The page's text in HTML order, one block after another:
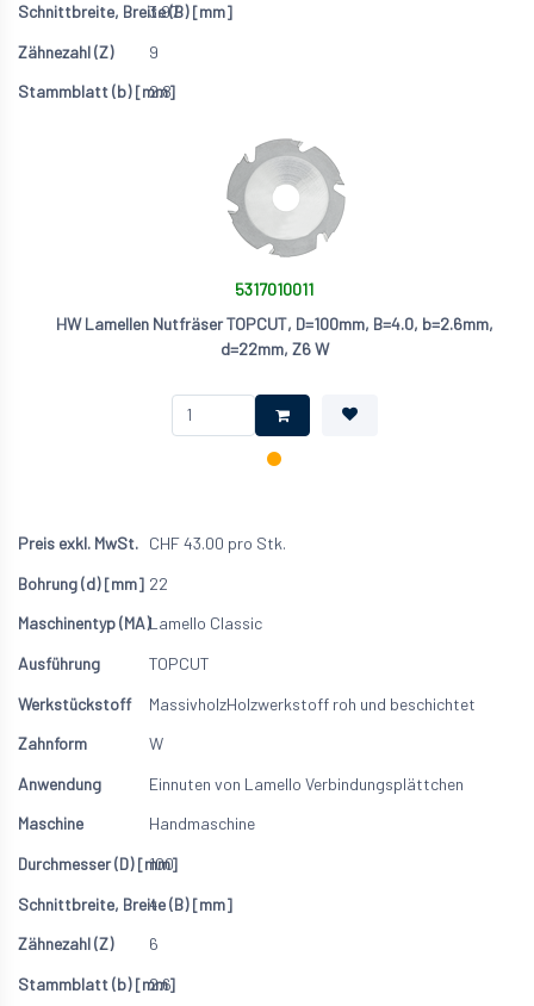
3.97
9
2.8
5317010011
HW Lamellen Nutfräser TOPCUT, D=100mm, B=4.0, b=2.6mm,
d=22mm, Z6 W
CHF43.00 pro Stk.
22
Lamello Classic
TOPCUT
MassivholzHolzwerkstoff roh und beschichtet
W
Einnuten von Lamello Verbindungsplättchen
Handmaschine
100
4
6
2.6